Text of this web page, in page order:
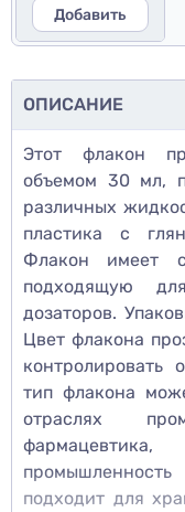
Добавить
ОПИСАНИЕ
Этот флакон
объемом 30 мл,
различных
пластика с
Флакон имеет
подходящую
дозаторов.
Цвет флакона
контролировать
тип флакона
отраслях
подходит для